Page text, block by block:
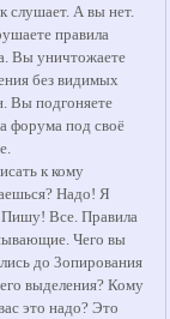
слушает. А вы нет.
правила
Вы уничтожаете
без видимых
Вы подгоняете
форума под своё
к кому
Надо! Я
Все. Правила
Чего вы
до 3опирования
выделения? Кому
это надо? Это